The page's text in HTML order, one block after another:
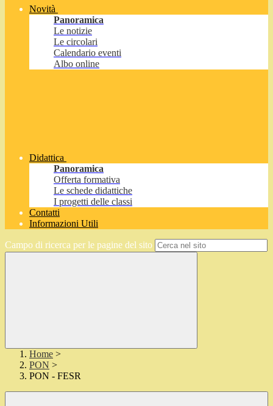
Novità
Panoramica
Le notizie
Le circolari
Calendario eventi
Albo online
Didattica
Panoramica
Offerta formativa
Le schede didattiche
I progetti delle classi
Contatti
Informazioni Utili
Campo di ricerca per le pagine del sito
Home >
PON >
PON - FESR